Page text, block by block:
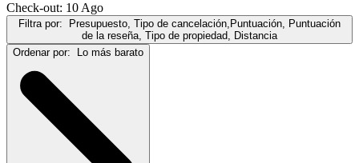
Check-out: 10 Ago
Filtra por:
Presupuesto, Tipo de cancelación,Puntuación, Puntuación
de la reseña, Tipo de propiedad, Distancia
Ordenar por:
Lo más barato